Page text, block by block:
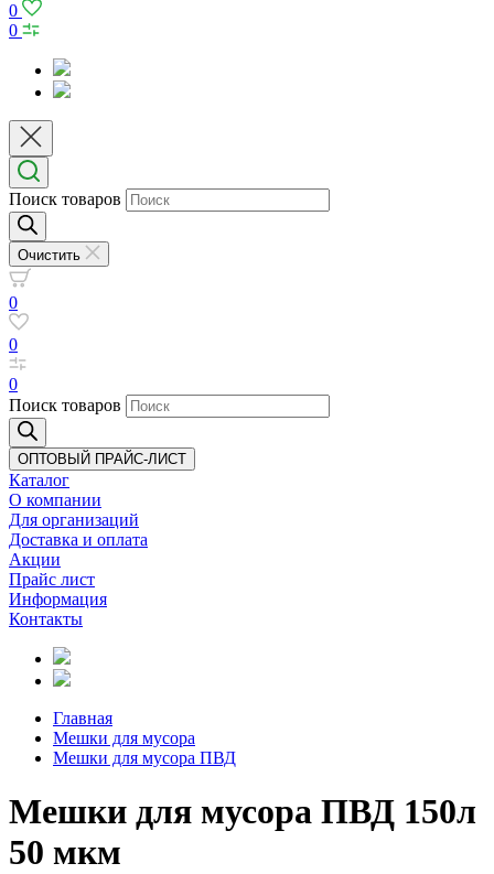
0
0
Поиск товаров
Очистить
0
0
0
Поиск товаров
ОПТОВЫЙ ПРАЙС-ЛИСТ
Каталог
О компании
Для организаций
Доставка и оплата
Акции
Прайс лист
Информация
Контакты
Главная
Мешки для мусора
Мешки для мусора ПВД
Мешки для мусора ПВД 150л
50 мкм